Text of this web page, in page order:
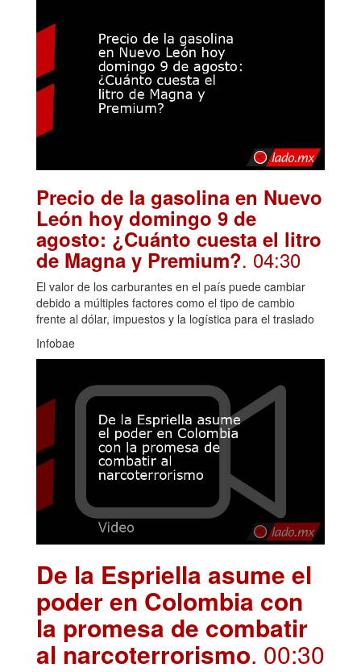
Precio de la gasolina en Nuevo
León hoy domingo 9 de
agosto: ¿Cuánto cuesta el litro
de Magna y Premium?. 04:30
El valor de los carburantes en el país puede cambiar
debido a múltiples factores como el tipo de cambio
frente al dólar, impuestos y la logística para el traslado
Infobae
De la Espriella asume el
poder en Colombia con
la promesa de combatir
al narcoterrorismo. 00:30